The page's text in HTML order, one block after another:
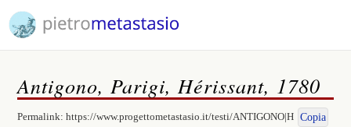
Antigono, Parigi, Hérissant, 1780
Permalink:https://www.progettometastasio.it/testi/ANTIGONO|H Copia